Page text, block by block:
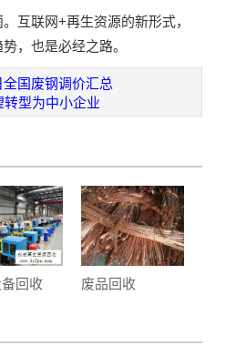
互联网+再生资源的新形式，
，也是必经之路。
国废钢调价汇总
型为中小企业
回收 废品回收